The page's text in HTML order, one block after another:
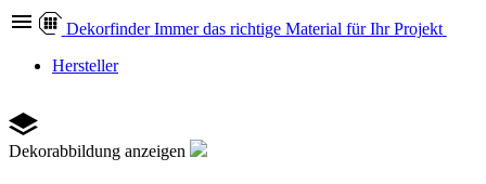
Dekorfinder Immer das richtige Material für Ihr Projekt
Hersteller
Dekorabbildung anzeigen